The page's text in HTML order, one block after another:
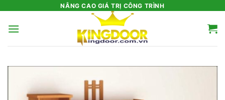
nội
NÂNG CAO GIÁ TRỊ CÔNG TRÌNH